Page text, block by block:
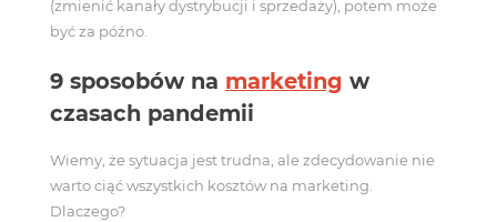
(zmienić kanały dystrybucji i sprzedaży), potem może
być za późno.
9 sposobów na marketing w
czasach pandemii
Wiemy, że sytuacja jest trudna, ale zdecydowanie nie
warto ciąć wszystkich kosztów na marketing.
Dlaczego?